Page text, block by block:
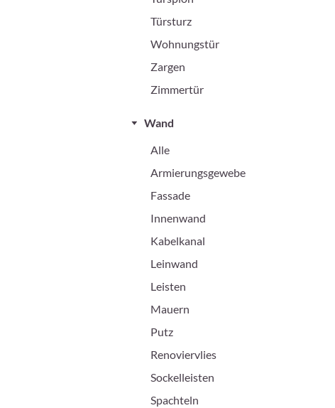
Türsturz
Wohnungstür
Zargen
Zimmertür
Wand
Alle
Armierungsgewebe
Fassade
Innenwand
Kabelkanal
Leinwand
Leisten
Mauern
Putz
Renoviervlies
Sockelleisten
Spachteln